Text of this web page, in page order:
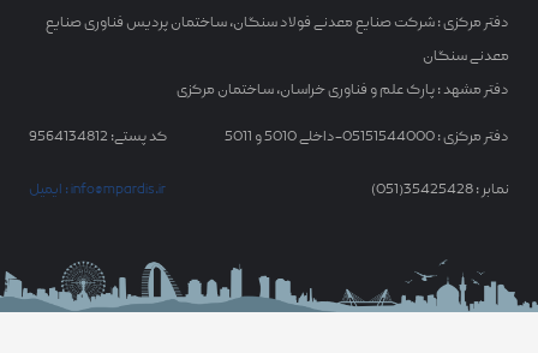
دفتر مرکزی : شرکت صنایع معدنی فولاد سنگان، ساختمان پردیس فناوری صنایع
معدنی سنگان
دفتر مشهد : پارک علم و فناوری خراسان، ساختمان مرکزی
کد پستی: 9564134812 دفتر مرکزی : 05151544000-داخلی 5010 و 5011
ایمیل : info@mpardis.ir نمابر : 35425428(051)